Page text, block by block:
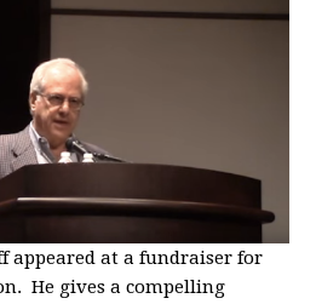
appeared at a fundraiser for
He gives a compelling